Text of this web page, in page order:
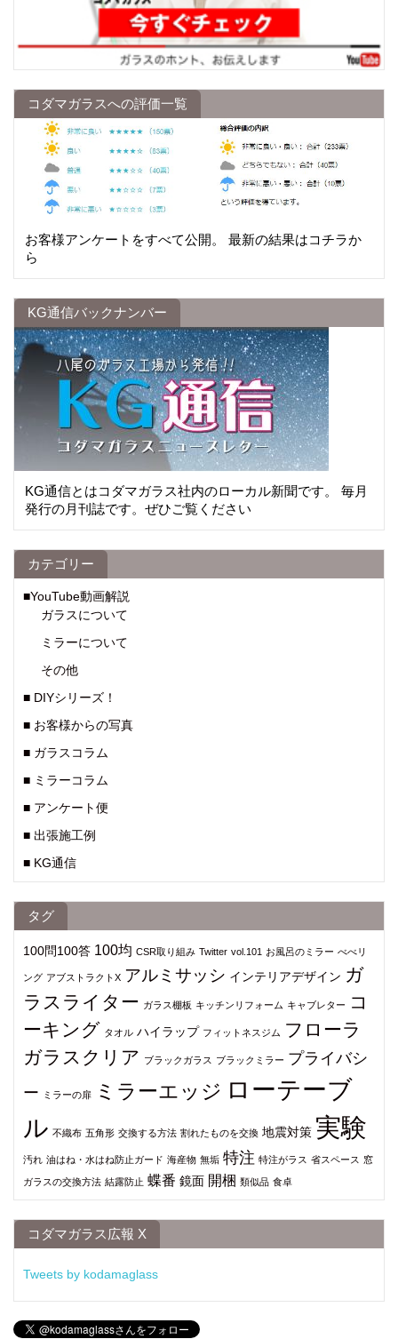
コダマガラスへの評価一覧
お客様アンケートをすべて公開。 最新の結果はコチラか
ら
KG通信バックナンバー
KG通信とはコダマガラス社内のローカル新聞です。 毎月
発行の月刊誌です。ぜひご覧ください
カテゴリー
■YouTube動画解説
ガラスについて
ミラーについて
その他
■ DIYシリーズ！
■ お客様からの写真
■ ガラスコラム
■ ミラーコラム
■ アンケート便
■ 出張施工例
■ KG通信
タグ
100問100答 100均 CSR取り組み Twitter vol.101 お風呂のミラー べべリ
ング アブストラクトX アルミサッシ インテリアデザイン ガ
ラスライター ガラス棚板 キッチンリフォーム キャブレター
コ
ーキング タオル ハイラップ フィットネスジム フローラ
ガラスクリア ブラックガラス ブラックミラー プライバシ
ー
ミラーの扉 ミラーエッジ ローテーブ
ル 不織布 五角形 交換する方法 割れたものを交換 地震対策 実験
汚れ 油はね・水はね防止ガード 海産物 無垢 特注 特注がラス 省スペース 窓
ガラスの交換方法 結露防止 蝶番 鏡面 開梱 類似品 食卓
コダマガラス広報 X
Tweets by kodamaglass